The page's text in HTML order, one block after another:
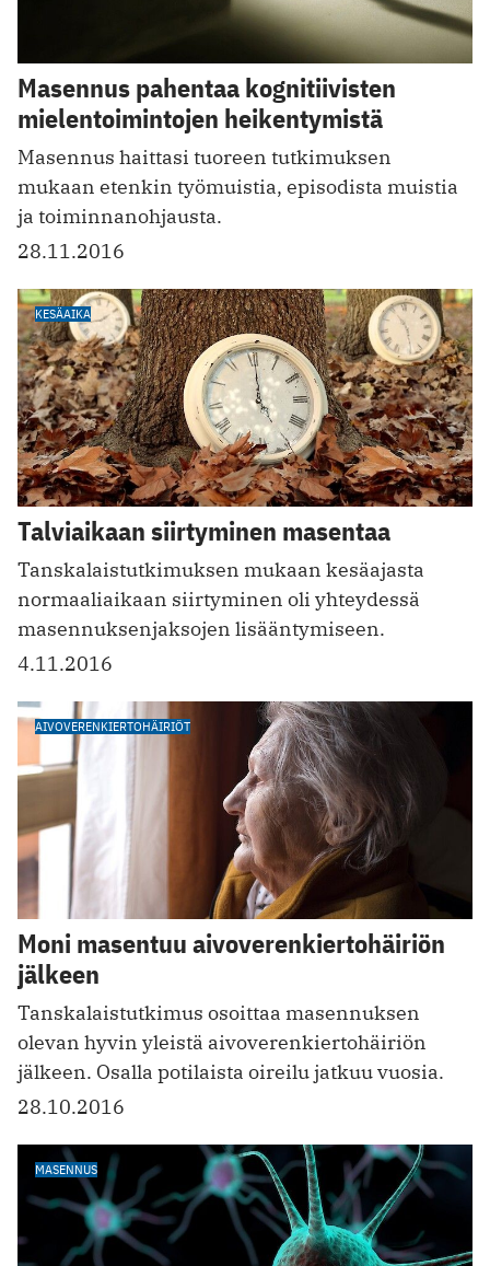
Masennus pahentaa kognitiivisten
mielentoimintojen heikentymistä
Masennus haittasi tuoreen tutkimuksen
mukaan etenkin työmuistia, episodista muistia
ja toiminnanohjausta.
28.11.2016
KESÄAIKA
Talviaikaan siirtyminen masentaa
Tanskalaistutkimuksen mukaan kesäajasta
normaaliaikaan siirtyminen oli yhteydessä
masennuksenjaksojen lisääntymiseen.
4.11.2016
AIVOVERENKIERTOHÄIRIÖT
Moni masentuu aivoverenkiertohäiriön
jälkeen
Tanskalaistutkimus osoittaa masennuksen
olevan hyvin yleistä aivoverenkiertohäiriön
jälkeen. Osalla potilaista oireilu jatkuu vuosia.
28.10.2016
MASENNUS